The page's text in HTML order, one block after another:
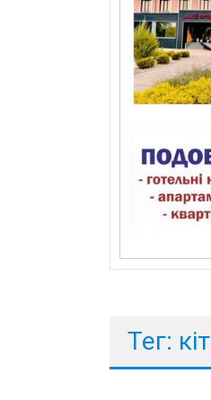
Тег: кіт